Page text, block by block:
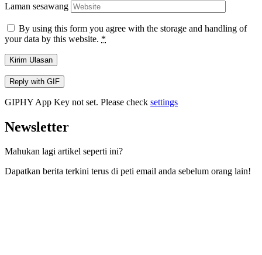
Laman sesawang
By using this form you agree with the storage and handling of
your data by this website. *
Kirim Ulasan
Reply with GIF
GIPHY App Key not set. Please check settings
Newsletter
Mahukan lagi artikel seperti ini?
Dapatkan berita terkini terus di peti email anda sebelum orang lain!